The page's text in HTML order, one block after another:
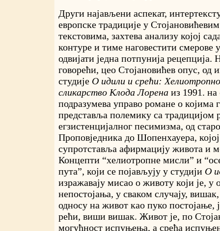
Други најављени аспекат,
европске традиције у
текстовима, захтева анализу којој
контуре и тиме наговестити смерове
одвијати једна потпунија рецепција.
говорећи, цео Стојановићев опус, од
студије О идили и срећи:
сликарство Клода Лорена из 1991.
подразумева управо романе о којима
представља полемику са традицијом
егзистенцијалног песимизма, од
Проповједника до Шопенхауера,
супротставља афирмацију живота и
Концепти “хелиотропне мисли” и
пута”, који се појављују у студији О
изражавају мисао о животу који је, у
непостојања, у сваком случају,
односу на живот као пуко постојање,
рећи, виши вишак. Живот је, по
могућност испуњења, а срећа